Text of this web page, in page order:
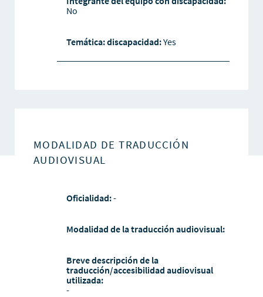
No
Temática: discapacidad:Yes
MODALIDAD DE TRADUCCIÓN
AUDIOVISUAL
Oficialidad:-
Modalidad de la traducción audiovisual:
Breve descripción de la
traducción/accesibilidad audiovisual
utilizada:
-